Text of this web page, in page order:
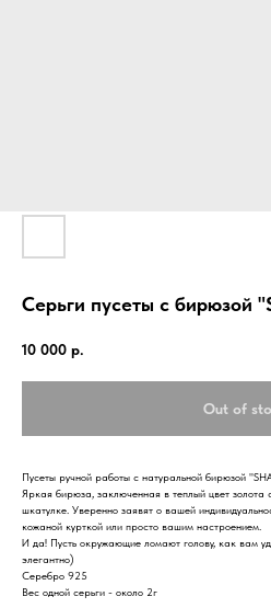
Серьги пусеты с бирюзой
10 000 р.
Out of
Пусеты ручной работы с натуральной бирюзой
Яркая бирюза, заключенная в теплый цвет золота
шкатулке. Уверенно заявят о вашей
кожаной курткой или просто вашим настроением.
И да! Пусть окружающие ломают голову, как вам
элегантно)
Серебро 925
Вес одной серьги - около 2г